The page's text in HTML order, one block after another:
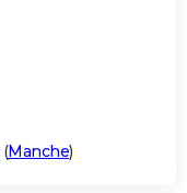
(Manche)